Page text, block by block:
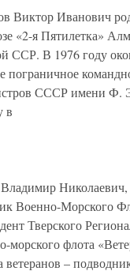
Виктор Иванович
«2-я Пятилетка»
ССР. В 1976 году
пограничное
СССР имени Ф.
в
Николаевич,
Военно-Морского
Тверского
морского флота
–